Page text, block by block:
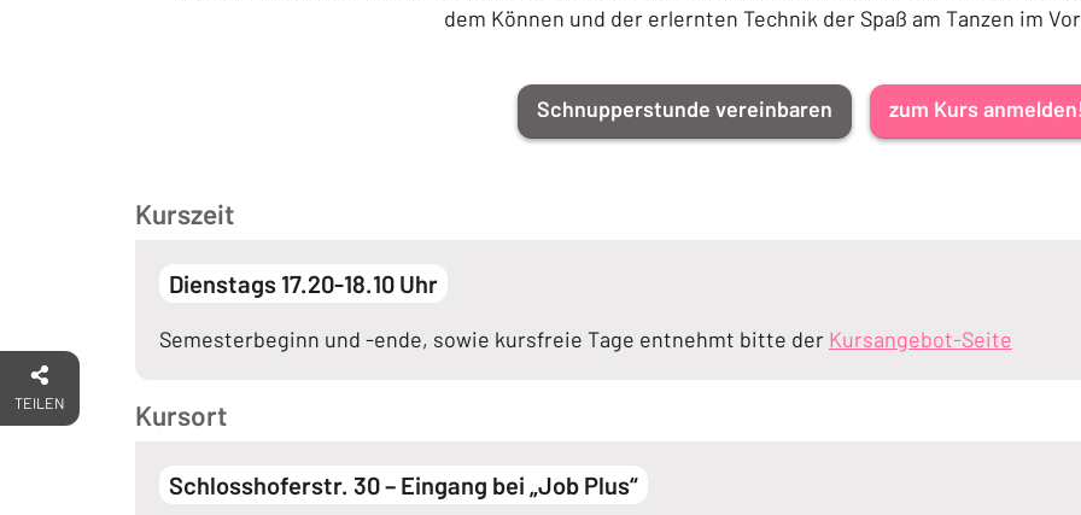
dem Können und der erlernten Technik der Spaß am Tanzen im
Schnupperstunde vereinbaren zum Kurs anmelden!
Kurszeit
Dienstags 17.20-18.10 Uhr
Semesterbeginn und -ende, sowie kursfreie Tage entnehmt bitte der Kursangebot-Seite
Kursort
Schlosshoferstr. 30 – Eingang bei „Job Plus“
TEILEN